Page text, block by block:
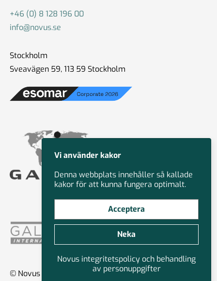
+46 (0) 8 128 196 00
info@novus.se
Stockholm
Sveavägen 59, 113 59 Stockholm
© Novus Group International 2026
Vi använder kakor
Denna webbplats innehåller så kallade
kakor för att kunna fungera optimalt.
Acceptera
Neka
Novus integritetspolicy och behandling
av personuppgifter